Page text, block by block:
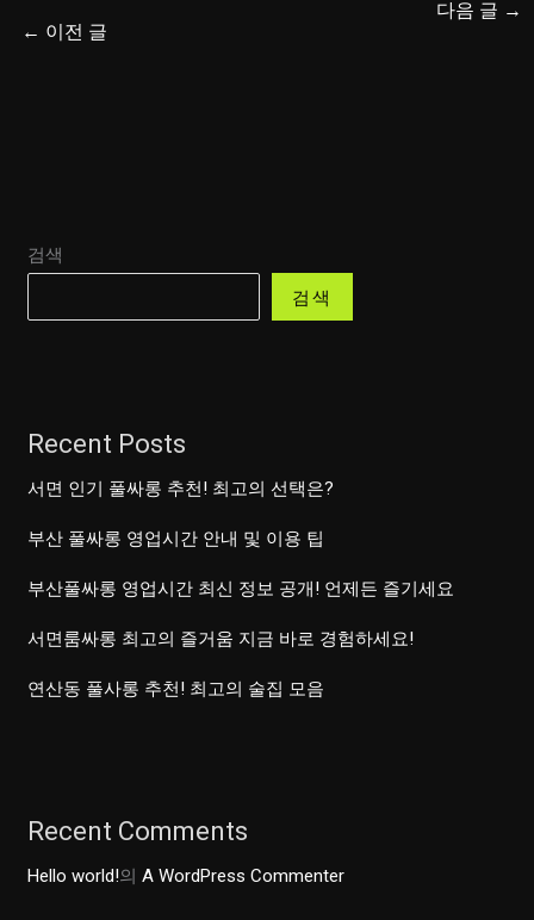
← 이전 글
다음 글 →
검색
검색
Recent Posts
서면 인기 풀싸롱 추천! 최고의 선택은?
부산 풀싸롱 영업시간 안내 및 이용 팁
부산풀싸롱 영업시간 최신 정보 공개! 언제든 즐기세요
서면룸싸롱 최고의 즐거움 지금 바로 경험하세요!
연산동 풀사롱 추천! 최고의 술집 모음
Recent Comments
Hello world!의A WordPress Commenter